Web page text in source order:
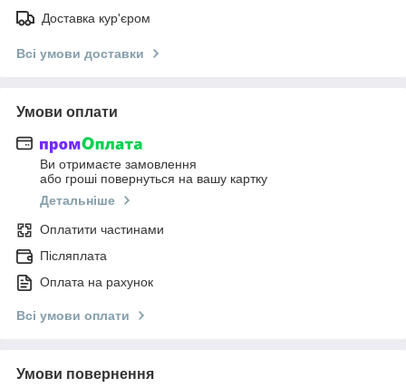
Доставка кур'єром
Всі умови доставки
Умови оплати
Ви отримаєте замовлення
або гроші повернуться на вашу картку
Детальніше
Оплатити частинами
Післяплата
Оплата на рахунок
Всі умови оплати
Умови повернення